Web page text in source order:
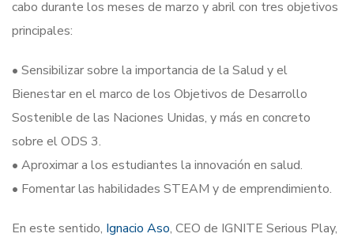
cabo durante los meses de marzo y abril con tres objetivos
principales:
• Sensibilizar sobre la importancia de la Salud y el
Bienestar en el marco de los Objetivos de Desarrollo
Sostenible de las Naciones Unidas, y más en concreto
sobre el ODS 3.
• Aproximar a los estudiantes la innovación en salud.
• Fomentar las habilidades STEAM y de emprendimiento.
En este sentido, Ignacio Aso, CEO de IGNITE Serious Play,